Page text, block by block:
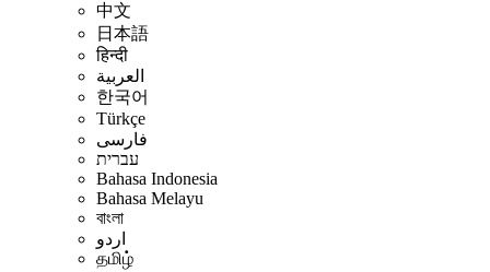
中文
日本語
हिन्दी
العربية
한국어
Türkçe
فارسی
עברית
Bahasa Indonesia
Bahasa Melayu
বাংলা
اردو
தமிழ்